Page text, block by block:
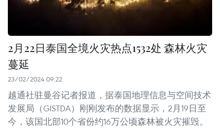
2月22日泰国全境火灾热点1532处 森林火灾
蔓延
23/02/2024 09:22
越通社驻曼谷记者报道，据泰国地理信息与空间技术
发展局（GISTDA）刚刚发布的数据显示，2月19日至
今，该国北部10个省份约16万公顷森林被火灾摧毁。